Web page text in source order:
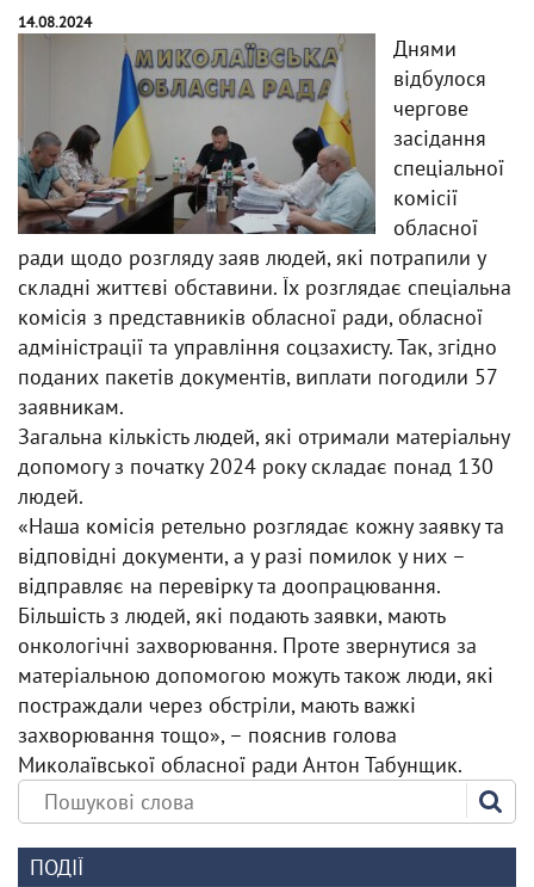
14.08.2024
Днями
відбулося
чергове
засідання
спеціальної
комісії
обласної
ради щодо розгляду заяв людей, які потрапили у
складні життєві обставини. Їх розглядає спеціальна
комісія з представників обласної ради, обласної
адміністрації та управління соцзахисту. Так, згідно
поданих пакетів документів, виплати погодили 57
заявникам.
Загальна кількість людей, які отримали матеріальну
допомогу з початку 2024 року складає понад 130
людей.
«Наша комісія ретельно розглядає кожну заявку та
відповідні документи, а у разі помилок у них –
відправляє на перевірку та доопрацювання.
Більшість з людей, які подають заявки, мають
онкологічні захворювання. Проте звернутися за
матеріальною допомогою можуть також люди, які
постраждали через обстріли, мають важкі
захворювання тощо», – пояснив голова
Миколаївської обласної ради Антон Табунщик.
ПОДІЇ